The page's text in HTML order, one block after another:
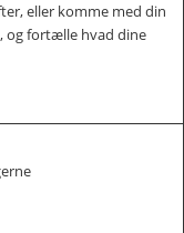
eller komme med din
og fortælle hvad dine